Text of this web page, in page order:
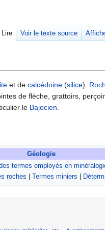
et de calcédoine (silice).
de flèche, grattoirs,
le Bajocien.
Géologie
termes employés en
roches
Termes miniers
Lire Voir le texte source